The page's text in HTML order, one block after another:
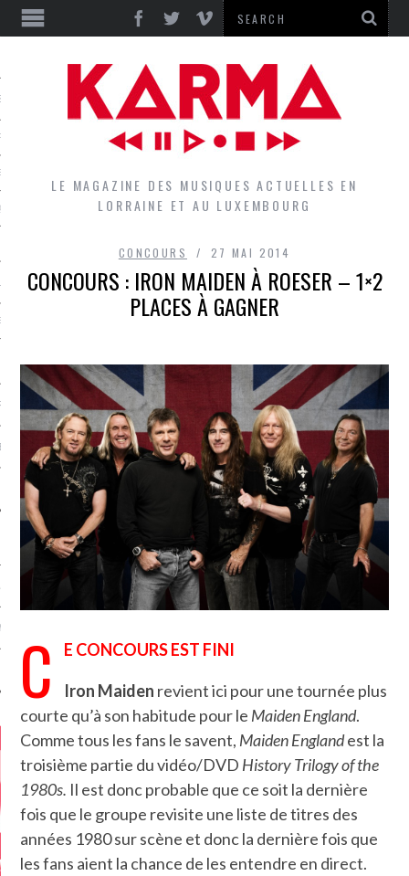
GROUPES DU LOCAL
LE MAGAZINE DES MUSIQUES ACTUELLES EN
LORRAINE ET AU LUXEMBOURG
CONCOURS 27 MAI 2014
CONCOURS : IRON MAIDEN À ROESER – 1×2
PLACES À GAGNER
C E CONCOURS EST FINI
Iron Maiden revient ici pour une tournée plus
courte qu’à son habitude pour le Maiden England.
Comme tous les fans le savent, Maiden Englandest la
troisième partie du vidéo/DVD History Trilogy of the
1980s. Il est donc probable que ce soit la dernière
fois que le groupe revisite une liste de titres des
années 1980 sur scène et donc la dernière fois que
les fans aient la chance de les entendre en direct.